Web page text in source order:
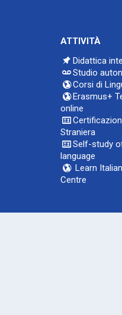
ATTIVITÀ
Didattica
Studio
Corsi di
Erasmus+
online
Straniera
Self-study
language
Learn
Centre